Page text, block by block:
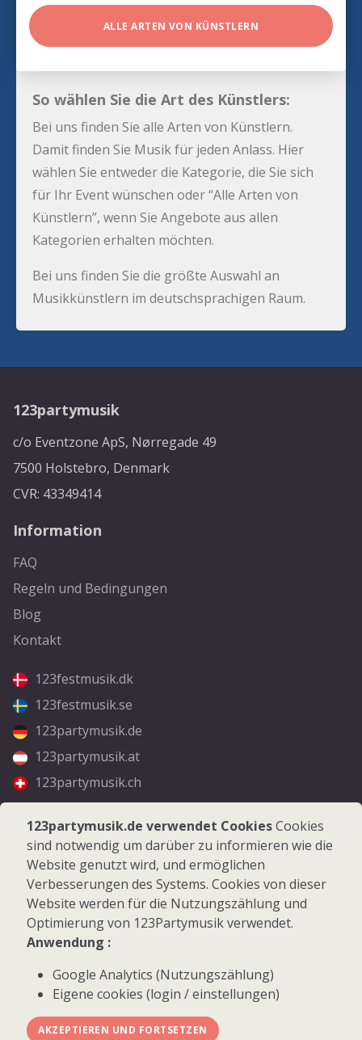
ALLE ARTEN VON KÜNSTLERN
So wählen Sie die Art des Künstlers:
Bei uns finden Sie alle Arten von Künstlern.
Damit finden Sie Musik für jeden Anlass. Hier
wählen Sie entweder die Kategorie, die Sie sich
für Ihr Event wünschen oder “Alle Arten von
Künstlern”, wenn Sie Angebote aus allen
Kategorien erhalten möchten.
Bei uns finden Sie die größte Auswahl an
Musikkünstlern im deutschsprachigen Raum.
123partymusik
c/o Eventzone ApS, Nørregade 49
7500 Holstebro, Denmark
CVR: 43349414
Information
FAQ
Regeln und Bedingungen
Blog
Kontakt
123festmusik.dk
123festmusik.se
123partymusik.de
123partymusik.at
123partymusik.ch
Folgen Sie uns
Facebook
Instagram
© 2026 123Partymusik.de - Alle Rechte vorbehalten
123partymusik.de verwendet CookiesCookies
sind notwendig um darüber zu informieren wie die
Website genutzt wird, und ermöglichen
Verbesserungen des Systems. Cookies von dieser
Website werden für die Nutzungszählung und
Optimierung von 123Partymusik verwendet.
Anwendung :
Google Analytics (Nutzungszählung)
Eigene cookies (login / einstellungen)
AKZEPTIEREN UND FORTSETZEN